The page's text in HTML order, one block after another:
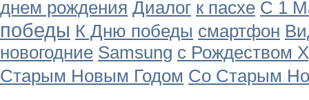
днем рождения Диалог к пасхе С 1
победы К Дню победы смартфон
новогодние Samsung с Рождеством
Старым Новым Годом Со Старым